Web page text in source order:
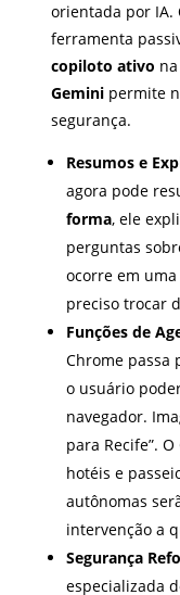
orientada por IA.
ferramenta
copiloto ativo
Gemini permite
segurança.
Resumos e
agora pode
forma, ele
perguntas
ocorre em
preciso trocar
Funções de
Chrome passa
o usuário
navegador.
para Recife”.
hotéis e
autônomas
intervenção a
Segurança
especializada